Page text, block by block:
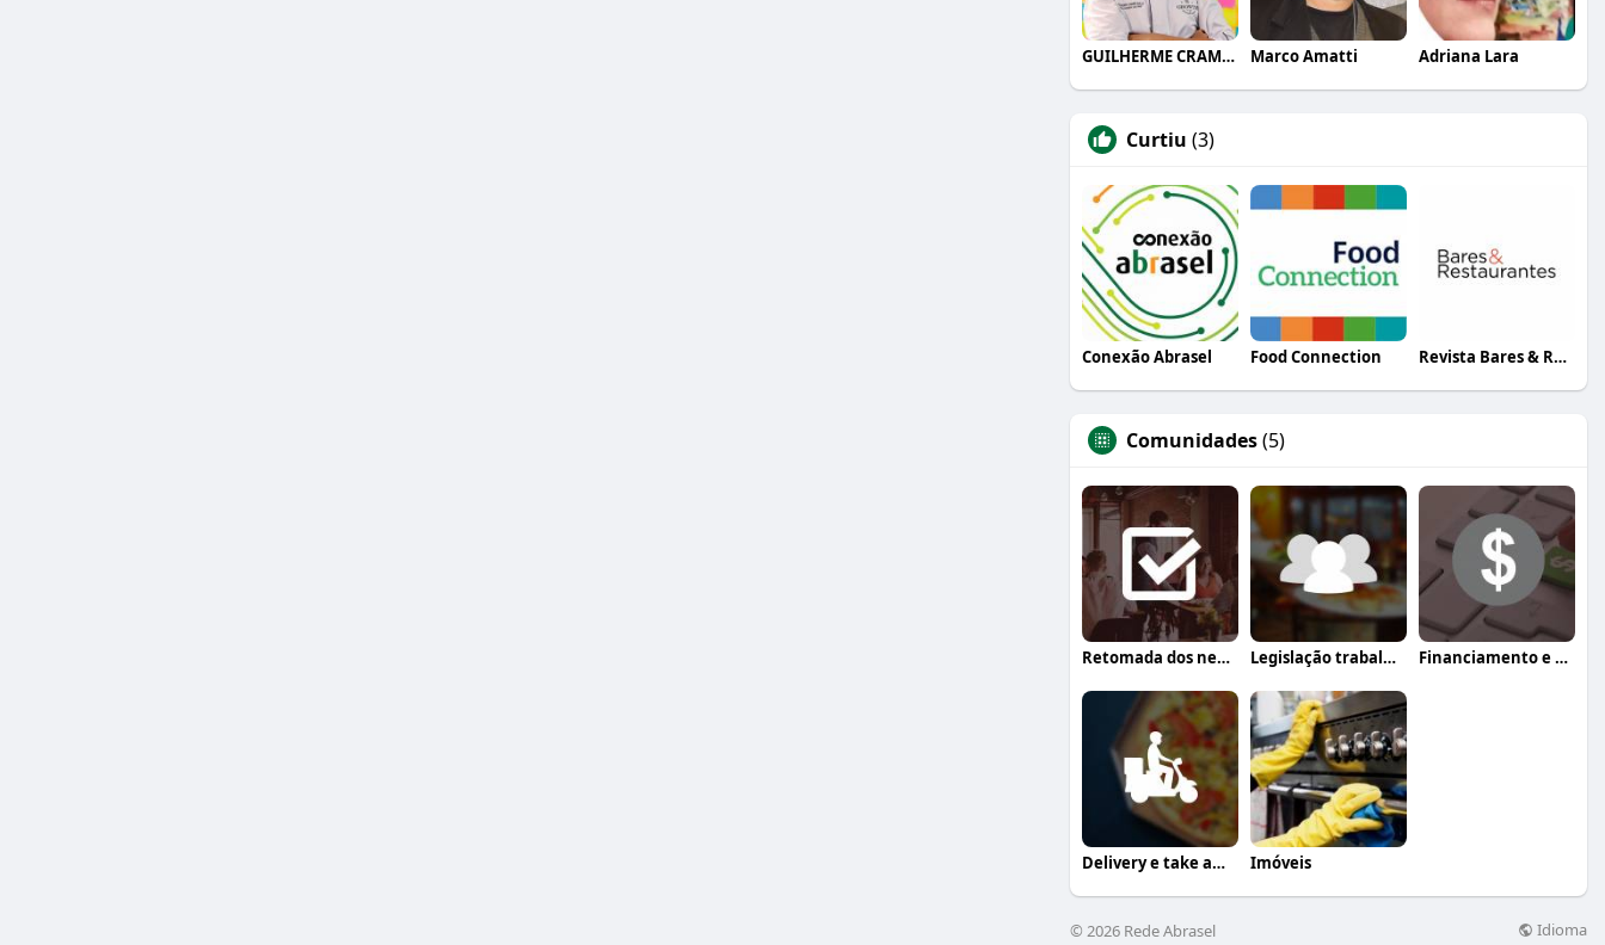
GUILHERME CRAMER BALLE Marco Amatti Adriana Lara
Curtiu (3)
Conexão Abrasel Food Connection Revista Bares & Restaurantes
Comunidades(5)
Retomada dos negócios Legislação trabalhista Financiamento e crédito
Delivery e take away Imóveis
© 2026 Rede Abrasel Idioma